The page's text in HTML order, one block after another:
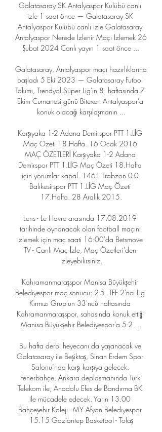
Galatasaray SK Antalyaspor Kulübü canlı
izle 1 saat önce — Galatasaray SK
Antalyaspor Kulübü canlı izle Galatasaray
Antalyaspor Nerede Izlenir Maçı Izlemek 26
Şubat 2024 Canlı yayın 1 saat önce ...
Galatasaray, Antalyaspor maçı hazırlıklarına
başladı 5 Eki 2023 — Galatasaray Futbol
Takımı, Trendyol Süper Lig'in 8. haftasında 7
Ekim Cumartesi günü Bitexen Antalyaspor'a
konuk olacağı karşılaşmanın ...
Karşıyaka 1-2 Adana Demirspor PTT 1.LİG
Maç Özeti 18.Hafta. 16 Ocak 2016
MAÇ ÖZETLERİ Karşıyaka 1-2 Adana
Demirspor PTT 1.LİG Maç Özeti 18.Hafta
için yorumlar kapal. 1461 Trabzon 0-0
Balıkesirspor PTT 1.LİG Maç Özeti
17.Hafta. 28 Aralık 2015.
Lens - Le Havre arasında 17.08.2019
tarihinde oynanacak olan football maçını
izlemek için maç saati 16:00'da Betsmove
TV - Canlı Maç İzle, Maç Özetleri'den
izleyebilirsiniz.
Kahramanmaraşspor Manisa Büyükşehir
Belediyespor maç sonucu: 2-5. TFF 2'nci Lig
Kırmızı Grup'un 33'ncü haftasında
Kahramanmaraşspor, sahasında konuk ettiği
Manisa Büyükşehir Belediyespor'a 5-2 …
Bu hafta derbi heyecanı da yaşanacak ve
Galatasaray ile Beşiktaş, Sinan Erdem Spor
Salonu’nda karşı karşıya gelecek.
Fenerbahçe, Ankara deplasmanında Türk
Telekom ile, Anadolu Efes de Bandırma BK
ile mücadele edecek. Yarın 13.00
Bahçeşehir Koleji - MY Afyon Belediyespor
15.15 Gaziantep Basketbol - Tofaş